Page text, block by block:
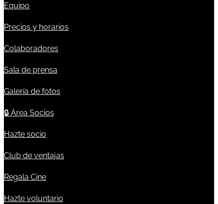
Equipo
Precios y horarios
Colaboradores
Sala de prensa
Galería de fotos
🔒 Área Socios
Hazte socio
Club de ventajas
Regala Cine
Hazte voluntario